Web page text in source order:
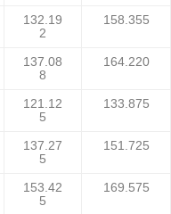
132.19
2
158.355
137.08
8
164.220
121.12
5
133.875
137.27
5
151.725
153.42
5
169.575